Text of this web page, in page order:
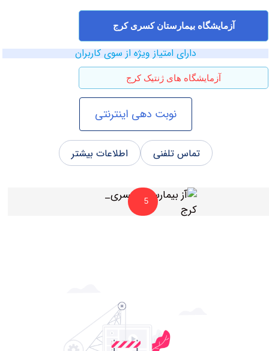
آزمایشگاه بیمارستان کسری کرج
دارای امتیاز ویژه از سوی کاربران
آزمایشگاه های ژنتیک کرج
نوبت دهی اینترنتی
تماس تلفنی اطلاعات بیشتر
5